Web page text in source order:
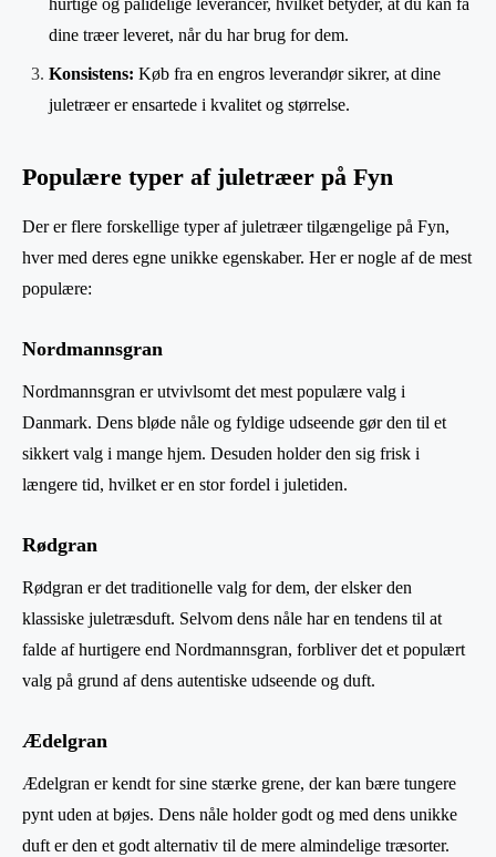
hurtige og pålidelige leverancer, hvilket betyder, at du kan få
dine træer leveret, når du har brug for dem.
Konsistens: Køb fra en engros leverandør sikrer, at dine
juletræer er ensartede i kvalitet og størrelse.
Populære typer af juletræer på Fyn
Der er flere forskellige typer af juletræer tilgængelige på Fyn,
hver med deres egne unikke egenskaber. Her er nogle af de mest
populære:
Nordmannsgran
Nordmannsgran er utvivlsomt det mest populære valg i
Danmark. Dens bløde nåle og fyldige udseende gør den til et
sikkert valg i mange hjem. Desuden holder den sig frisk i
længere tid, hvilket er en stor fordel i juletiden.
Rødgran
Rødgran er det traditionelle valg for dem, der elsker den
klassiske juletræsduft. Selvom dens nåle har en tendens til at
falde af hurtigere end Nordmannsgran, forbliver det et populært
valg på grund af dens autentiske udseende og duft.
Ædelgran
Ædelgran er kendt for sine stærke grene, der kan bære tungere
pynt uden at bøjes. Dens nåle holder godt og med dens unikke
duft er den et godt alternativ til de mere almindelige træsorter.